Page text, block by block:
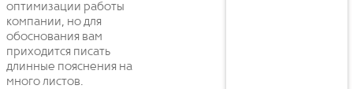
оптимизации работы
компании, но для
обоснования вам
приходится писать
длинные пояснения на
много листов.